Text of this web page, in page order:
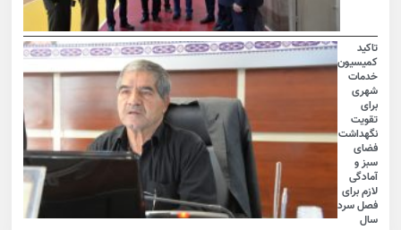
تاکید
کمیسیون
خدمات
شهری
برای
تقویت
نگهداشت
فضای
سبز و
آمادگی
لازم برای
فصل سرد
سال